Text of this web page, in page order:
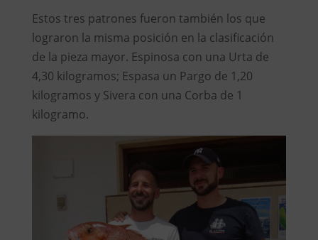
Estos tres patrones fueron también los que
lograron la misma posición en la clasificación
de la pieza mayor. Espinosa con una Urta de
4,30 kilogramos; Espasa un Pargo de 1,20
kilogramos y Sivera con una Corba de 1
kilogramo.